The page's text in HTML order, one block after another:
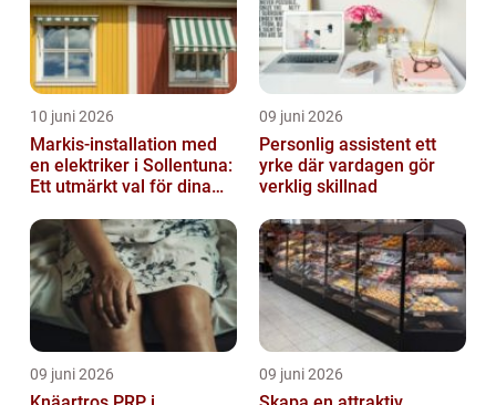
10 juni 2026
Markis-installation med
en elektriker i Sollentuna:
Ett utmärkt val för dina
09 juni 2026
Personlig assistent ett
yrke där vardagen gör
verklig skillnad
09 juni 2026 09 juni 2026